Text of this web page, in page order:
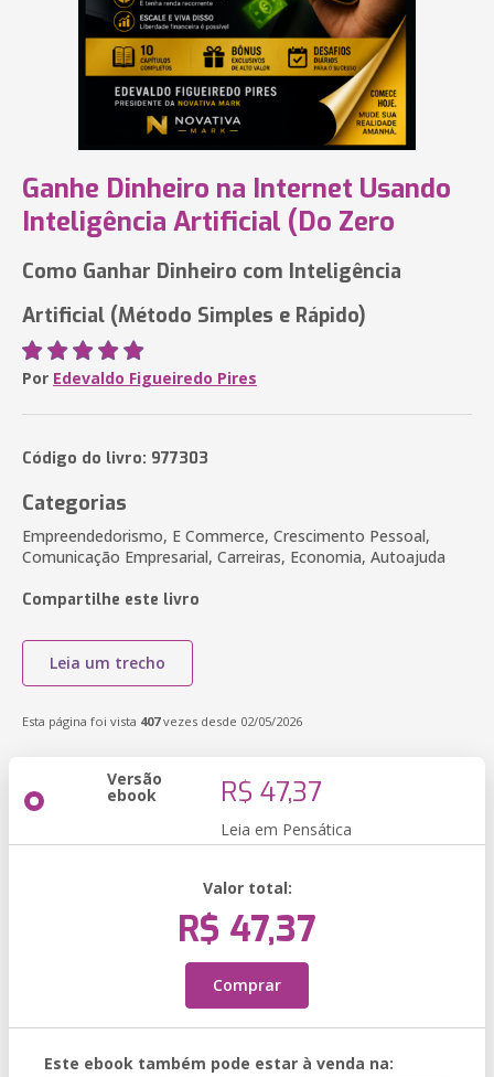
Ganhe Dinheiro na Internet Usando
Inteligência Artificial (Do Zero
Como Ganhar Dinheiro com Inteligência
Artificial (Método Simples e Rápido)
Por Edevaldo Figueiredo Pires
Código do livro: 977303
Categorias
Empreendedorismo, E Commerce, Crescimento Pessoal,
Comunicação Empresarial, Carreiras, Economia, Autoajuda
Compartilhe este livro
Leia um trecho
Esta página foi vista 407vezes desde 02/05/2026
Versão
ebook R$ 47,37
Leia em Pensática
Valor total:
R$ 47,37
Comprar
Este ebook também pode estar à venda na: